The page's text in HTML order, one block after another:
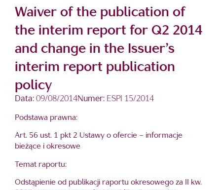
Waiver of the publication of
the interim report for Q2 2014
and change in the Issuer’s
interim report publication
policy
Data: 09/08/2014Numer: ESPI 15/2014
Podstawa prawna:
Art. 56 ust. 1 pkt 2 Ustawy o ofercie – informacje
bieżące i okresowe
Temat raportu:
Odstąpienie od publikacji raportu okresowego za II kw.